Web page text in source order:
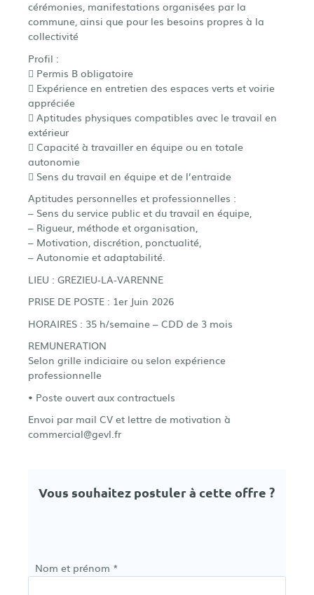
cérémonies, manifestations organisées par la
commune, ainsi que pour les besoins propres à la
collectivité
Profil :
 Permis B obligatoire
 Expérience en entretien des espaces verts et voirie
appréciée
 Aptitudes physiques compatibles avec le travail en
extérieur
 Capacité à travailler en équipe ou en totale
autonomie
 Sens du travail en équipe et de l’entraide
Aptitudes personnelles et professionnelles :
– Sens du service public et du travail en équipe,
– Rigueur, méthode et organisation,
– Motivation, discrétion, ponctualité,
– Autonomie et adaptabilité.
LIEU : GREZIEU-LA-VARENNE
PRISE DE POSTE : 1er Juin 2026
HORAIRES : 35 h/semaine – CDD de 3 mois
REMUNERATION
Selon grille indiciaire ou selon expérience
professionnelle
• Poste ouvert aux contractuels
Envoi par mail CV et lettre de motivation à
commercial@gevl.fr
Vous souhaitez postuler à cette offre ?
Nom et prénom *